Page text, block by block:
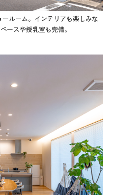
ルーム。インテリアも楽しみな
ースや授乳室も完備。